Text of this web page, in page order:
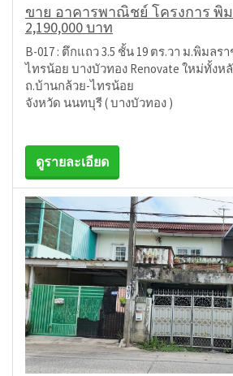
ขาย อาคารพาณิชย์ โครงการ พิ
2,190,000 บาท
B-017 : ตึกแถว 3.5 ชั้น 19 ตร.วา ม.พิมลร
ไทรน้อย บางบัวทอง Renovate ใหม่ทั้งห
ถ.บ้านกล้วย-ไทรน้อย
จังหวัด นนทบุรี ( บางบัวทอง )
ดูรายละเอียด